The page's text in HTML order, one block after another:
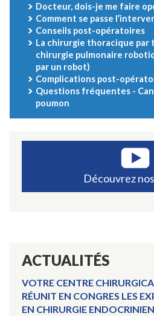
Docteur, dois-je me faire
Comment se passe
Conseils post-opératoires
La chirurgie thoracique par
chirurgie pulmonaire
par un robot)
Complications post-
Questions fréquentes -
poumon
Découvrez
ACTUALITÉS
VOTRE CENTRE
RÉUNIT EN CONGRES LES
EN CHIRURGIE